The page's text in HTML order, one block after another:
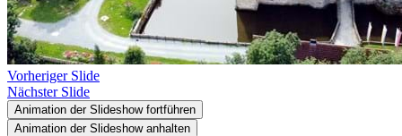
Vorheriger Slide
Nächster Slide
Animation der Slideshow fortführen
Animation der Slideshow anhalten